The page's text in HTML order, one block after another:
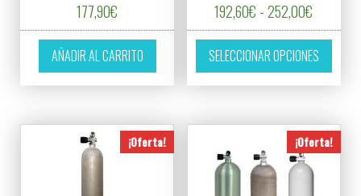
177,90€
AÑADIR AL CARRITO
192,60€ - 252,00€
SELECCIONAR OPCIONES
Este
¡Oferta! ¡Oferta!